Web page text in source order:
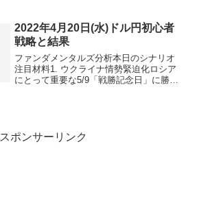
販売件数・BOE金融政策委員会２．要人
発言・日銀ブラックアウ...
2022年4月20日(水)ドル円初心者
戦略と結果
ファンダメンタルズ分析本日のシナリオ
注目材料1. ウクライナ情勢緊迫化ロシア
にとって重要な5/9「戦勝記念日」に勝利
スポンサーリンク